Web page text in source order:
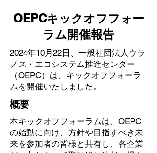
OEPCキックオフフォー
ラム開催報告
2024年10月22日、一般社団法人ウラ
ノス・エコシステム推進センター
（OEPC）は、キックオフフォーラ
ムを開催いたしました。
​概要
本キックオフフォーラムは、OEPC
の始動に向け、方針や目指すべき未
来を参加者の皆様と共有し、各企業